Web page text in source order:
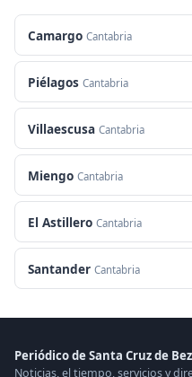
Camargo Cantabria
Piélagos Cantabria
Villaescusa Cantabria
Miengo Cantabria
El Astillero Cantabria
Santander Cantabria
Periódico de Santa Cruz de
Noticias, el tiempo, servicios y